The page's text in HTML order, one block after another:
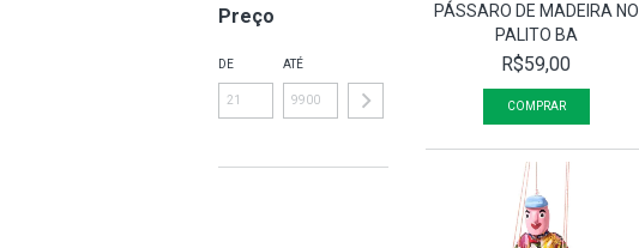
Preço
DE ATÉ
PÁSSARO DE MADEIRA NO
PALITO BA
R$59,00